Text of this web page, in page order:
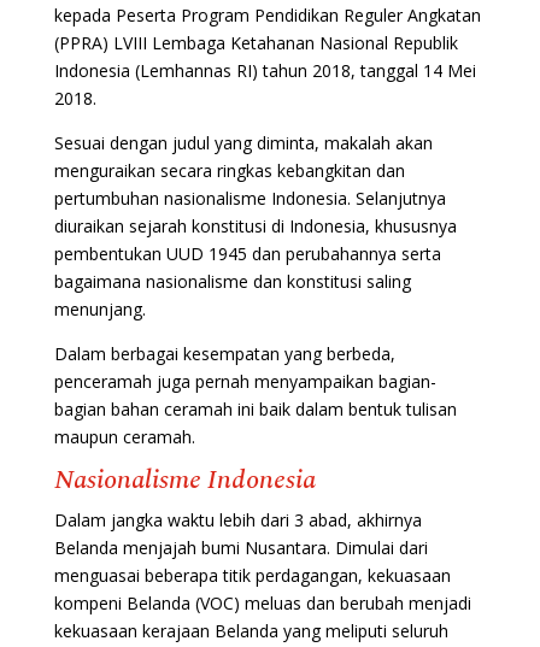
kepada Peserta Program Pendidikan Reguler Angkatan
(PPRA) LVIII Lembaga Ketahanan Nasional Republik
Indonesia (Lemhannas RI) tahun 2018, tanggal 14 Mei
2018.
Sesuai dengan judul yang diminta, makalah akan
menguraikan secara ringkas kebangkitan dan
pertumbuhan nasionalisme Indonesia. Selanjutnya
diuraikan sejarah konstitusi di Indonesia, khususnya
pembentukan UUD 1945 dan perubahannya serta
bagaimana nasionalisme dan konstitusi saling
menunjang.
Dalam berbagai kesempatan yang berbeda,
penceramah juga pernah menyampaikan bagian-
bagian bahan ceramah ini baik dalam bentuk tulisan
maupun ceramah.
NasionalismeIndonesia
Dalam jangka waktu lebih dari 3 abad, akhirnya
Belanda menjajah bumi Nusantara. Dimulai dari
menguasai beberapa titik perdagangan, kekuasaan
kompeni Belanda (VOC) meluas dan berubah menjadi
kekuasaan kerajaan Belanda yang meliputi seluruh